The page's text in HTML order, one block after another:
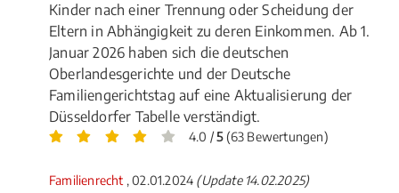
Kinder nach einer Trennung oder Scheidung der
Eltern in Abhängigkeit zu deren Einkommen. Ab 1.
Januar 2026 haben sich die deutschen
Oberlandesgerichte und der Deutsche
Familiengerichtstag auf eine Aktualisierung der
Düsseldorfer Tabelle verständigt.
4.0 /5(63 Bewertungen)
Familienrecht , 02.01.2024 (Update 14.02.2025)